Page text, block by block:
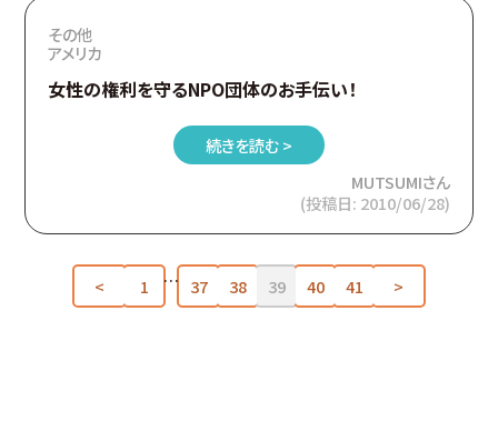
その他
アメリカ
女性の権利を守るNPO団体のお手伝い！
続きを読む >
MUTSUMIさん
(投稿日: 2010/06/28)
< 1 … 37 38 39 40 41 >